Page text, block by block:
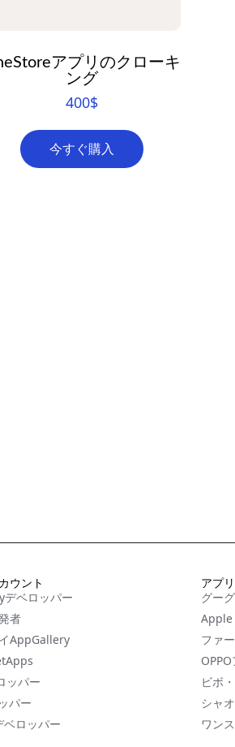
アプリのクローキ
ング
400$
今すぐ購入
ウント
デベロッパー
者
AppGallery
ッパー
パー
ロッパー
アプ
グー
ファ
ビボ
シャ
ワン